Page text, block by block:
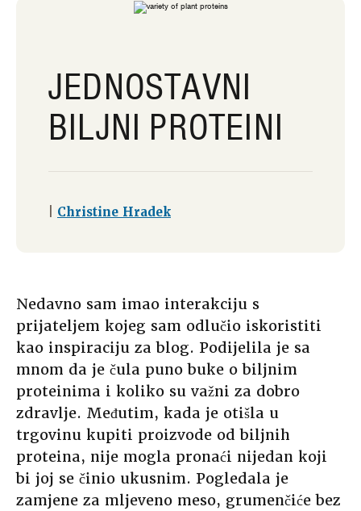
JEDNOSTAVNI
BILJNI PROTEINI
Christine Hradek
Nedavno sam imao interakciju s
prijateljem kojeg sam odlučio iskoristiti
kao inspiraciju za blog. Podijelila je sa
mnom da je čula puno buke o biljnim
proteinima i koliko su važni za dobro
zdravlje. Međutim, kada je otišla u
trgovinu kupiti proizvode od biljnih
proteina, nije mogla pronaći nijedan koji
bi joj se činio ukusnim. Pogledala je
zamjene za mljeveno meso, grumenčiće bez